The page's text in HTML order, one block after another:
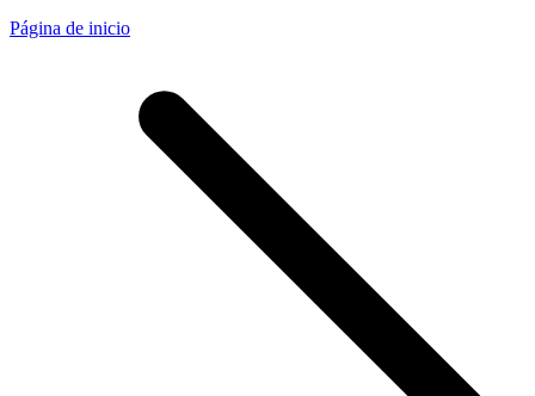
Página de inicio